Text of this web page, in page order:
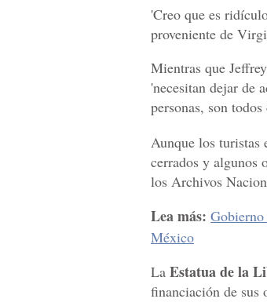
'Creo que es
proveniente de
Mientras que
'necesitan dejar de
personas, son
Aunque los turistas
cerrados y algunos
los Archivos
Lea más:
México
La Estatua de la
financiación de sus